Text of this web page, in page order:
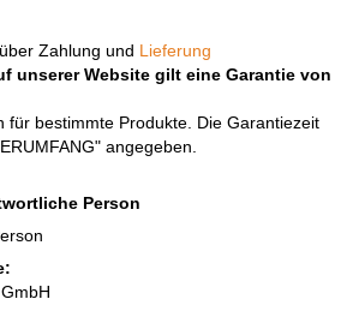
Zahlung und Lieferung
unserer Website gilt eine Garantie von
für bestimmte Produkte. Die Garantiezeit
angegeben.
Person